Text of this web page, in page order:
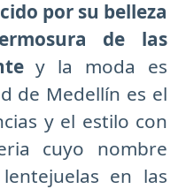
por su belleza
de las
y la moda es
de Medellín es el
y el estilo con
cuyo nombre
en las